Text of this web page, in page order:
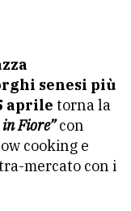
senesi più
aprile torna la
in Fiore” con
cooking e
mercato con i